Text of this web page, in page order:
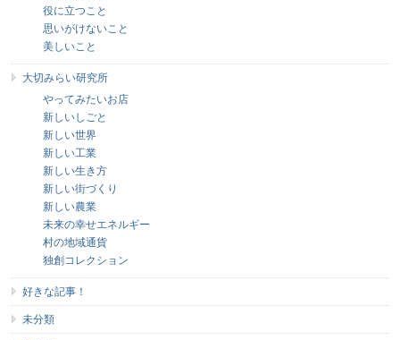
役に立つこと
思いがけないこと
美しいこと
大切みらい研究所
やってみたいお店
新しいしごと
新しい世界
新しい工業
新しい生き方
新しい街づくり
新しい農業
未来の幸せエネルギー
村の地域通貨
独創コレクション
好きな記事！
未分類